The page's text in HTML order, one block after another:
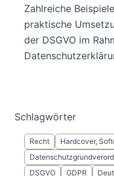
Zahlreiche
praktische
der DSGVO im
Schlagwörter
Recht Hardcover,
DSGVO
GDPR